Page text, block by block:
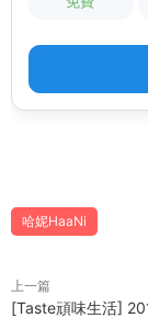
哈妮HaaNi
上一篇
[Taste頑味生活]